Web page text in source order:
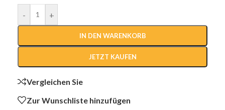
- +
IN DEN WARENKORB
JETZT KAUFEN
Vergleichen Sie
Zur Wunschliste hinzufügen